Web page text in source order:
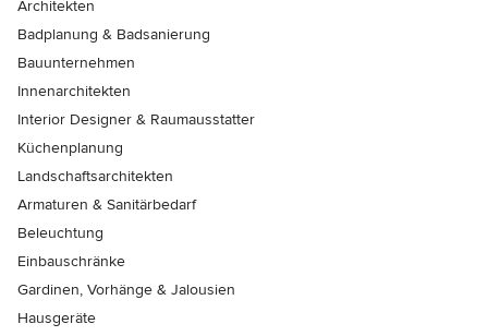
Architekten
Badplanung & Badsanierung
Bauunternehmen
Innenarchitekten
Interior Designer & Raumausstatter
Küchenplanung
Landschaftsarchitekten
Armaturen & Sanitärbedarf
Beleuchtung
Einbauschränke
Gardinen, Vorhänge & Jalousien
Hausgeräte